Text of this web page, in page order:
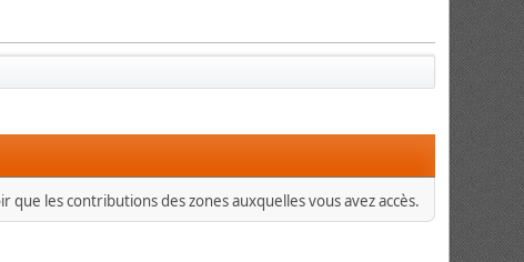
les contributions des zones auxquelles vous avez accès.